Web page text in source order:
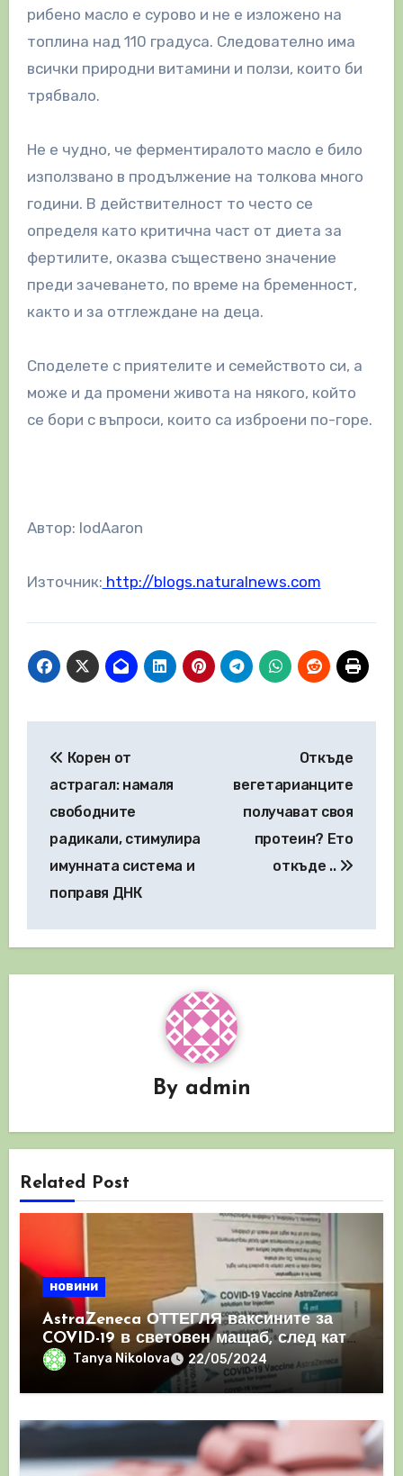
рибено масло е сурово и не е изложено на
топлина над 110 градуса. Следователно има
всички природни витамини и ползи, които би
трябвало.
Не е чудно, че ферментиралото масло е било
използвано в продължение на толкова много
години. В действителност то често се
определя като критична част от диета за
фертилите, оказва съществено значение
преди зачеването, по време на бременност,
както и за отглеждане на деца.
Споделете с приятелите и семейството си, а
може и да промени живота на някого, който
се бори с въпроси, които са изброени по-горе.
Автор: IodAaron
Източник: http://blogs.naturalnews.com
Корен от
астрагал: намаля
свободните
радикали, стимулира
имунната система и
поправя ДНК
Откъде
вегетарианците
получават своя
протеин? Ето
откъде ..
By admin
Related Post
новини
AstraZeneca ОТТЕГЛЯ ваксините за
COVID-19 в световен мащаб, след като
призна, че те причиняват КРЪВНИ
съсиреци
Tanya Nikolova 22/05/2024